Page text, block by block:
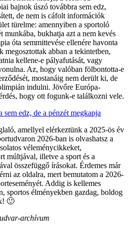
bajnok úszó továbbra sem edz,
de nem is cáfolt információk
türelme: amennyiben a sportoló
munkába, bukhatja azt a nem kevés
óta semmittevése ellenére havonta
megosztottak abban a tekintetben,
kellene-e pályafutását, vagy
Az, hogy valóban fölbontotta-e
mostanáig nem derült ki, de
indulni. Jövőre Európa-
hogy ott fogunk-e találkozni vele.
edz, de a pénzét megkapja
amellyel elérkeztünk a 2025-ös év
2026-ban is olvashatsz a
véleménycikkeket,
múltjával, illetve a sport és a
összefüggő írásokat. Érdemes már
az oldalra, mert bemutatom a 2026-
Addig is kellemes
sportos élményekben gazdag, boldog
🙂
archívum